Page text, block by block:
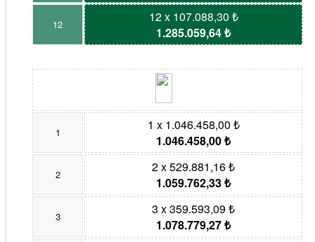
12
12 x 107.088,30 ₺
1.285.059,64 ₺
1
1 x 1.046.458,00 ₺
1.046.458,00 ₺
2
2 x 529.881,16 ₺
1.059.762,33 ₺
3
3 x 359.593,09 ₺
1.078.779,27 ₺